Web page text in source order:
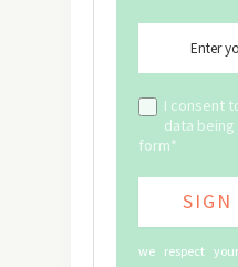
I consent
data
form*
we respect